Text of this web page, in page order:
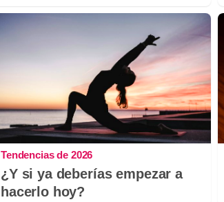
Tendencias de 2026
¿Y si ya deberías empezar a
hacerlo hoy?